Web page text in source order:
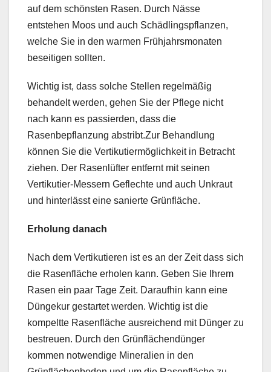
auf dem schönsten Rasen. Durch Nässe
entstehen Moos und auch Schädlingspflanzen,
welche Sie in den warmen Frühjahrsmonaten
beseitigen sollten.
Wichtig ist, dass solche Stellen regelmäßig
behandelt werden, gehen Sie der Pflege nicht
nach kann es passierden, dass die
Rasenbepflanzung abstribt.Zur Behandlung
können Sie die Vertikutiermöglichkeit in Betracht
ziehen. Der Rasenlüfter entfernt mit seinen
Vertikutier-Messern Geflechte und auch Unkraut
und hinterlässt eine sanierte Grünfläche.
Erholung danach
Nach dem Vertikutieren ist es an der Zeit dass sich
die Rasenfläche erholen kann. Geben Sie Ihrem
Rasen ein paar Tage Zeit. Daraufhin kann eine
Düngekur gestartet werden. Wichtig ist die
kompeltte Rasenfläche ausreichend mit Dünger zu
bestreuen. Durch den Grünflächendünger
kommen notwendige Mineralien in den